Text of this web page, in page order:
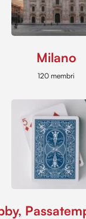
Milano
120 membri